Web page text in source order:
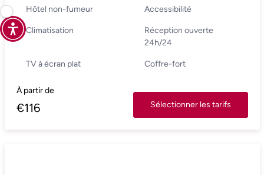
Hôtel non-fumeur Accessibilité
Climatisation
Réception ouverte
24h/24
TV à écran plat Coffre-fort
À partir de
€116 Sélectionner les tarifs